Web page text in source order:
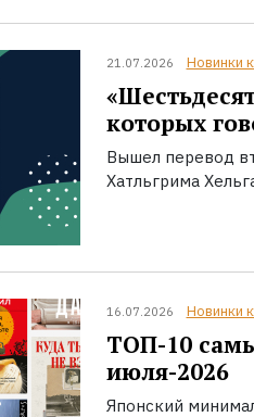
21.07.2026 Новинки
которых
Вышел перевод
Хатльгрима
16.07.2026 Новинки
ТОП-10
июля-2026
Японский